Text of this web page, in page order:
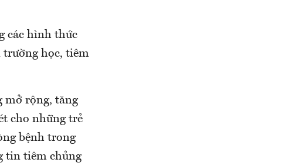
các hình thức
trường học, tiêm
mở rộng, tăng
cho những trẻ
bệnh trong
tin tiêm chủng